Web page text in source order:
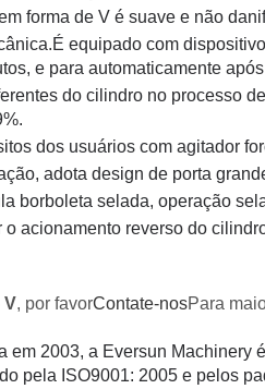
forma de V é suave e não
equipado com
e para automaticamente
do cilindro no processo
dos usuários com agitador
adota design de porta
borboleta selada, operação
acionamento reverso do
V, por favorContate-nosPara
em 2003, a Eversun Machinery
pela ISO9001: 2005 e pelos